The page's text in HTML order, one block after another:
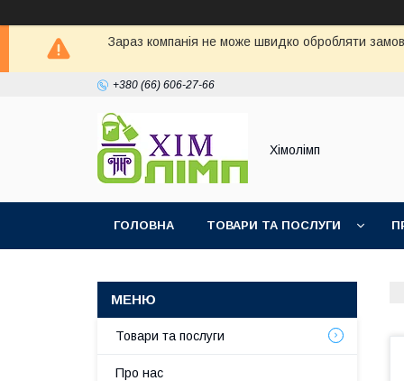
Зараз компанія не може швидко обробляти
+380 (66) 606-27-66
Хімолімп
ГОЛОВНА ТОВАРИ ТА ПОСЛУГИ
Товари та послуги
Про нас